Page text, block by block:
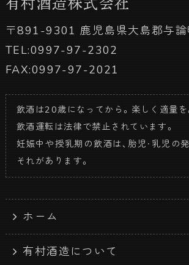
〒891-9301 鹿児島県大島郡与
TEL:0997-97-2302
FAX:0997-97-2021
飲酒は20歳になってから。楽しく適量を
飲酒運転は法律で禁止されています。
妊娠中や授乳期の飲酒は、胎児・乳児の
それがあります。
ホーム
有村酒造について